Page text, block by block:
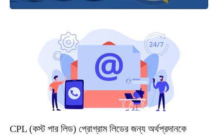
CPL (কস্ট পার লিড) প্রোগ্রাম লিডের জন্য অর্থপ্রদানকে